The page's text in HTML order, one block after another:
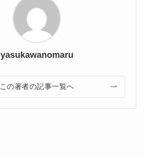
yasukawanomaru
この著者の記事一覧へ